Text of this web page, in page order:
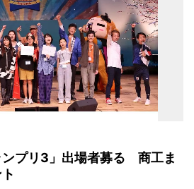
ンプリ3」出場者募る 商工ま